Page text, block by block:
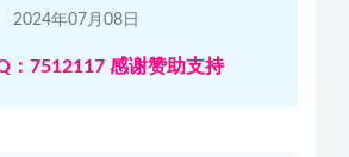
2024年07月08日
：7512117 感谢赞助支持